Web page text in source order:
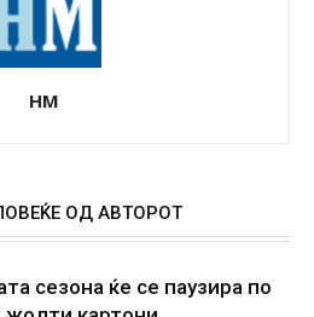
НМ
ОД АВТОРОТ
сезона ќе се паузира по